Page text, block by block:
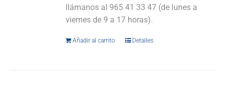
llámanos al 965 41 33 47 (de lunes a
viernes de 9 a 17 horas).
Añadir al carrito Detalles